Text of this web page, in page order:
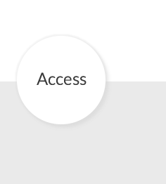
母乳育児
予防接種